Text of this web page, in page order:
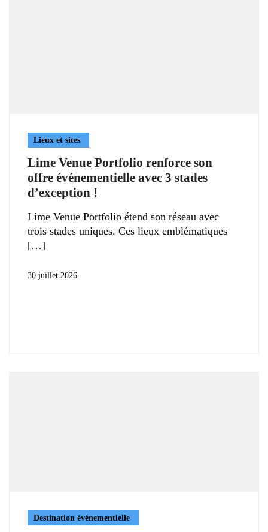
Lieux et sites
Lime Venue Portfolio renforce son
offre événementielle avec 3 stades
d’exception !
Lime Venue Portfolio étend son réseau avec
trois stades uniques. Ces lieux emblématiques
30 juillet 2026
Destination événementielle